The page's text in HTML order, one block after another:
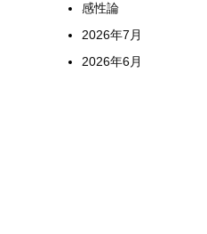
感性論
2026年7月
2026年6月